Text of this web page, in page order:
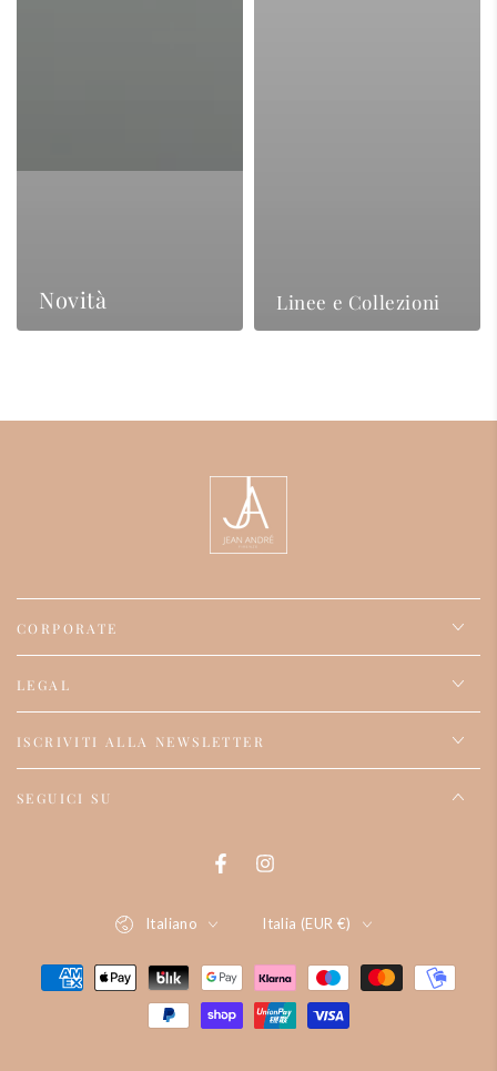
Novità Linee e Collezioni
CORPORATE
LEGAL
ISCRIVITI ALLA NEWSLETTER
SEGUICI SU
FacebookInstagram
Italiano Italia (EUR €)
Modalità